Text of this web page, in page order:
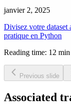
janvier 2, 2025
Divisez votre dataset
pratique en Python
Reading time: 12 min
Previous slide
Associated